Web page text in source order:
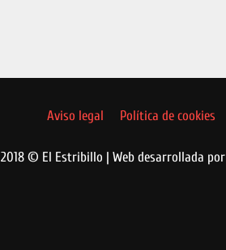
Aviso legal Política de cookies
2018 © El Estribillo | Web desarrollada por